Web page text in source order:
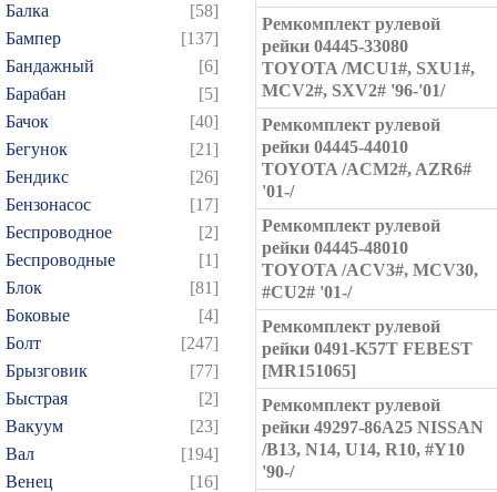
Балка
[58]
Бампер
[137]
Бандажный
[6]
Барабан
[5]
Бачок
[40]
Бегунок
[21]
Бендикс
[26]
Бензонасос
[17]
Беспроводное
[2]
Беспроводные
[1]
Блок
[81]
Боковые
[4]
Болт
[247]
Брызговик
[77]
Быстрая
[2]
Вакуум
[23]
Вал
[194]
Венец
[16]
Ремкомплект рулевой
рейки 04445-33080
TOYOTA /MCU1#, SXU1#,
MCV2#, SXV2# '96-'01/
Ремкомплект рулевой
рейки 04445-44010
TOYOTA /ACM2#, AZR6#
'01-/
Ремкомплект рулевой
рейки 04445-48010
TOYOTA /ACV3#, MCV30,
#CU2# '01-/
Ремкомплект рулевой
рейки 0491-K57T FEBEST
[MR151065]
Ремкомплект рулевой
рейки 49297-86A25 NISSAN
/B13, N14, U14, R10, #Y10
'90-/